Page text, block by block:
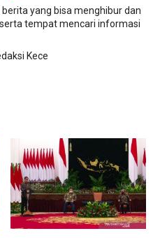
yang bisa menghibur dan
tempat mencari informasi
Kece